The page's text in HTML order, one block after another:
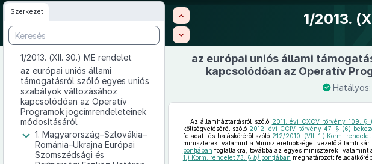
tartalomra
Szerkezet
1/2013. (XII. 30.) ME rendelet
az európai uniós állami
támogatásról szóló egyes uniós
szabályok változásához
kapcsolódóan az Operatív
Programok jogcímrendeleteinek
módosításáról
1. Magyarország–Szlovákia–
Románia–Ukrajna Európai
Szomszédsági és
1/2013.
az európai uniós állami
kapcsolódóan az Operatív
Hatályos:
Az államháztartásról szóló 2011. évi CXCV. törvény 109. §
költségvetéséről szóló 2012. évi CCIV. törvény 47. § (6)
feladat- és hatásköréről szóló 212/2010. (VII. 1.) Korm.
miniszterek, valamint a Miniszterelnökséget vezető államtitkár
pontjában foglaltakra, továbbá az egyes miniszterek,
1.) Korm. rendelet 73. § b) pontjában meghatározott